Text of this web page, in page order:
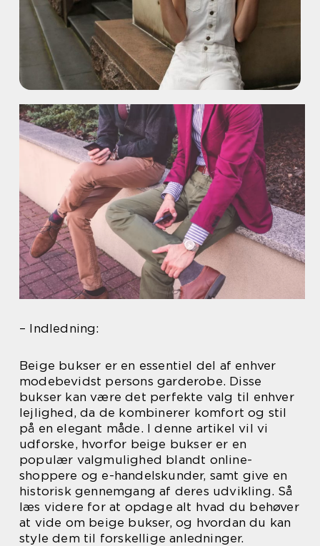
– Indledning:
Beige bukser er en essentiel del af enhver
modebevidst persons garderobe. Disse
bukser kan være det perfekte valg til enhver
lejlighed, da de kombinerer komfort og stil
på en elegant måde. I denne artikel vil vi
udforske, hvorfor beige bukser er en
populær valgmulighed blandt online-
shoppere og e-handelskunder, samt give en
historisk gennemgang af deres udvikling. Så
læs videre for at opdage alt hvad du behøver
at vide om beige bukser, og hvordan du kan
style dem til forskellige anledninger.